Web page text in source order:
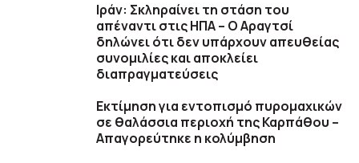
Ιράν: Σκληραίνει τη στάση του
απέναντι στις ΗΠΑ – Ο Αραγτσί
δηλώνει ότι δεν υπάρχουν απευθείας
συνομιλίες και αποκλείει
διαπραγματεύσεις
Εκτίμηση για εντοπισμό πυρομαχικών
σε θαλάσσια περιοχή της Καρπάθου –
Απαγορεύτηκε η κολύμβηση